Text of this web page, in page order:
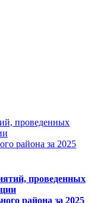
проведенных
района за 2025
проведенных
района за 2025